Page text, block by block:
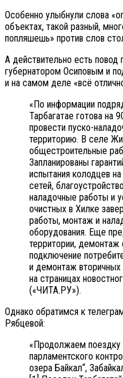
Особенно улыбнули слова
объектах, такой разный,
попляшешь» против слов
А действительно есть повод
губернатором Осиповым и
и на самом деле «всё
«По информации
Тарбагатае готова на
провести пуско-
территорию. В селе
общестроительные
Запланированы
испытания колодцев
сетей,
наладочные работы и
очистных в Хилке
работы, монтаж и
оборудования. Еще
территории, демонтаж
подключение
и демонтаж
на страницах
(«ЧИТА.РУ»).
Однако обратимся к
Рябцевой:
«Продолжаем поездку
парламентского
озера Байкал“,